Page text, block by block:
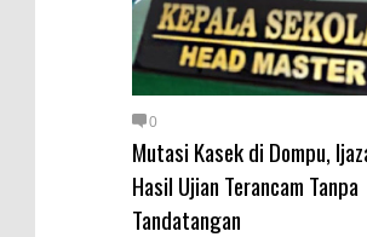
0
Mutasi Kasek di Dompu,
Hasil Ujian Terancam Tanpa
Tandatangan